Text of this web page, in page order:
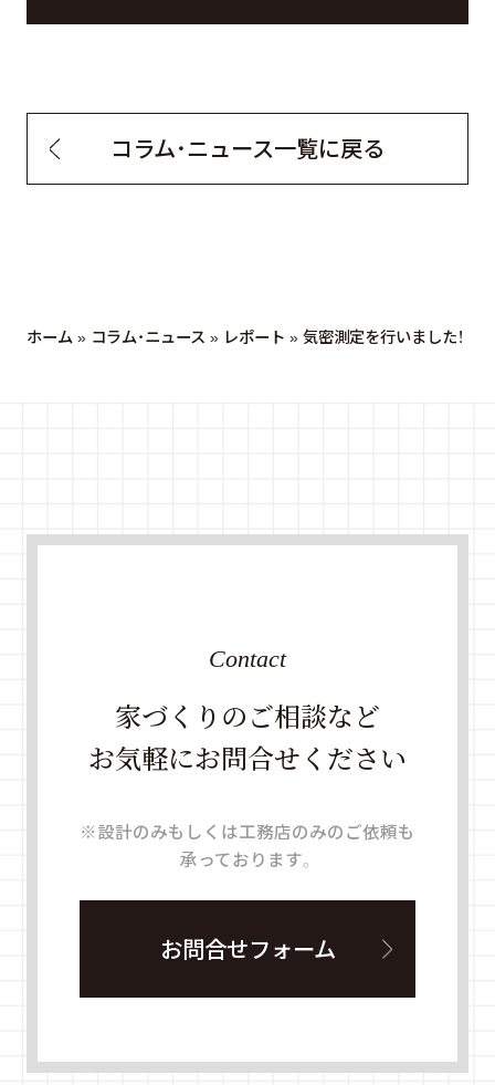
コラム・ニュース一覧に戻る
ホーム » コラム・ニュース » レポート » 気密測定を行いました！
家づくりのご相談など
お気軽にお問合せください
Contact
※設計のみもしくは工務店のみのご依頼も
承っております。
お問合せフォーム